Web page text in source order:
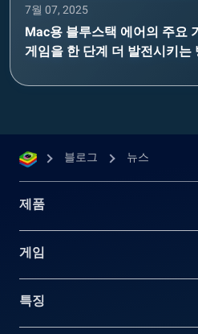
7월 07, 2025
Mac용 블루스택 에어의 주요
게임을 한 단계 더 발전시키는
블로그 뉴스
제품
게임
특징